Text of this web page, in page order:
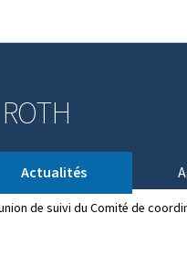
Actualités
de suivi du Comité de